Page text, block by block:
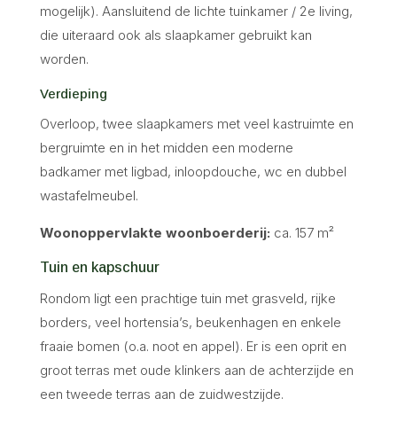
mogelijk). Aansluitend de lichte tuinkamer / 2e living,
die uiteraard ook als slaapkamer gebruikt kan
worden.
Verdieping
Overloop, twee slaapkamers met veel kastruimte en
bergruimte en in het midden een moderne
badkamer met ligbad, inloopdouche, wc en dubbel
wastafelmeubel.
Woonoppervlakte woonboerderij: ca. 157 m²
Tuin en kapschuur
Rondom ligt een prachtige tuin met grasveld, rijke
borders, veel hortensia’s, beukenhagen en enkele
fraaie bomen (o.a. noot en appel). Er is een oprit en
groot terras met oude klinkers aan de achterzijde en
een tweede terras aan de zuidwestzijde.